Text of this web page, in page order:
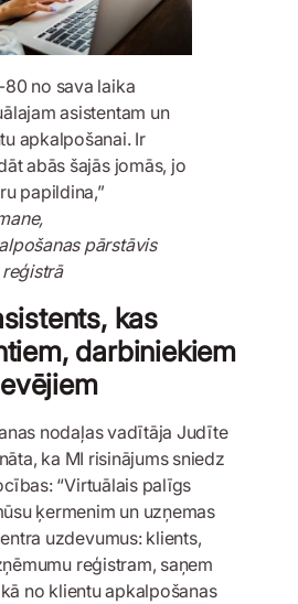
80 no sava laika
asistentam un
apkalpošanai. Ir
abās šajās jomās, jo
papildina,”
pārstāvis
kas
darbiniekiem
nodaļas vadītāja Judīte
ka MI risinājums sniedz
“Virtuālais palīgs
ķermenim un uzņemas
uzdevumus: klients,
reģistram, saņem
no klientu apkalpošanas